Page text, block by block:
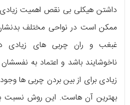
داشتن هیکلی بی نقص اهمیت
ممکن است در نواحی مختلف بدنشان
غبغب و ران چربی های زیادی
ناخوشایند باشد و اعتماد به
زیادی برای از بین بردن چربی ها
بهترین آن هاست. این روش نسبت